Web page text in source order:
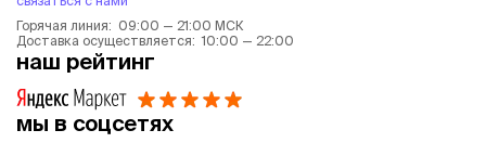
Горячая линия: 09:00 — 21:00 МСК
Доставка осуществляется: 10:00 — 22:00
наш рейтинг
мы в соцсетях